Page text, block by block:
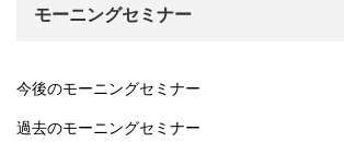
モーニングセミナー
今後のモーニングセミナー
過去のモーニングセミナー